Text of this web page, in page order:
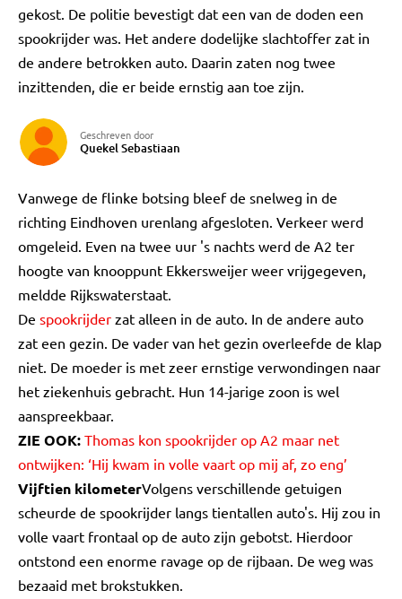
gekost. De politie bevestigt dat een van de doden een
spookrijder was. Het andere dodelijke slachtoffer zat in
de andere betrokken auto. Daarin zaten nog twee
inzittenden, die er beide ernstig aan toe zijn.
Geschreven door
Quekel Sebastiaan
Vanwege de flinke botsing bleef de snelweg in de
richting Eindhoven urenlang afgesloten. Verkeer werd
omgeleid. Even na twee uur 's nachts werd de A2 ter
hoogte van knooppunt Ekkersweijer weer vrijgegeven,
meldde Rijkswaterstaat.
De spookrijder zat alleen in de auto. In de andere auto
zat een gezin. De vader van het gezin overleefde de klap
niet. De moeder is met zeer ernstige verwondingen naar
het ziekenhuis gebracht. Hun 14-jarige zoon is wel
aanspreekbaar.
ZIE OOK: Thomas kon spookrijder op A2 maar net
ontwijken: ‘Hij kwam in volle vaart op mij af, zo eng’
Vijftien kilometerVolgens verschillende getuigen
scheurde de spookrijder langs tientallen auto's. Hij zou in
volle vaart frontaal op de auto zijn gebotst. Hierdoor
ontstond een enorme ravage op de rijbaan. De weg was
bezaaid met brokstukken.